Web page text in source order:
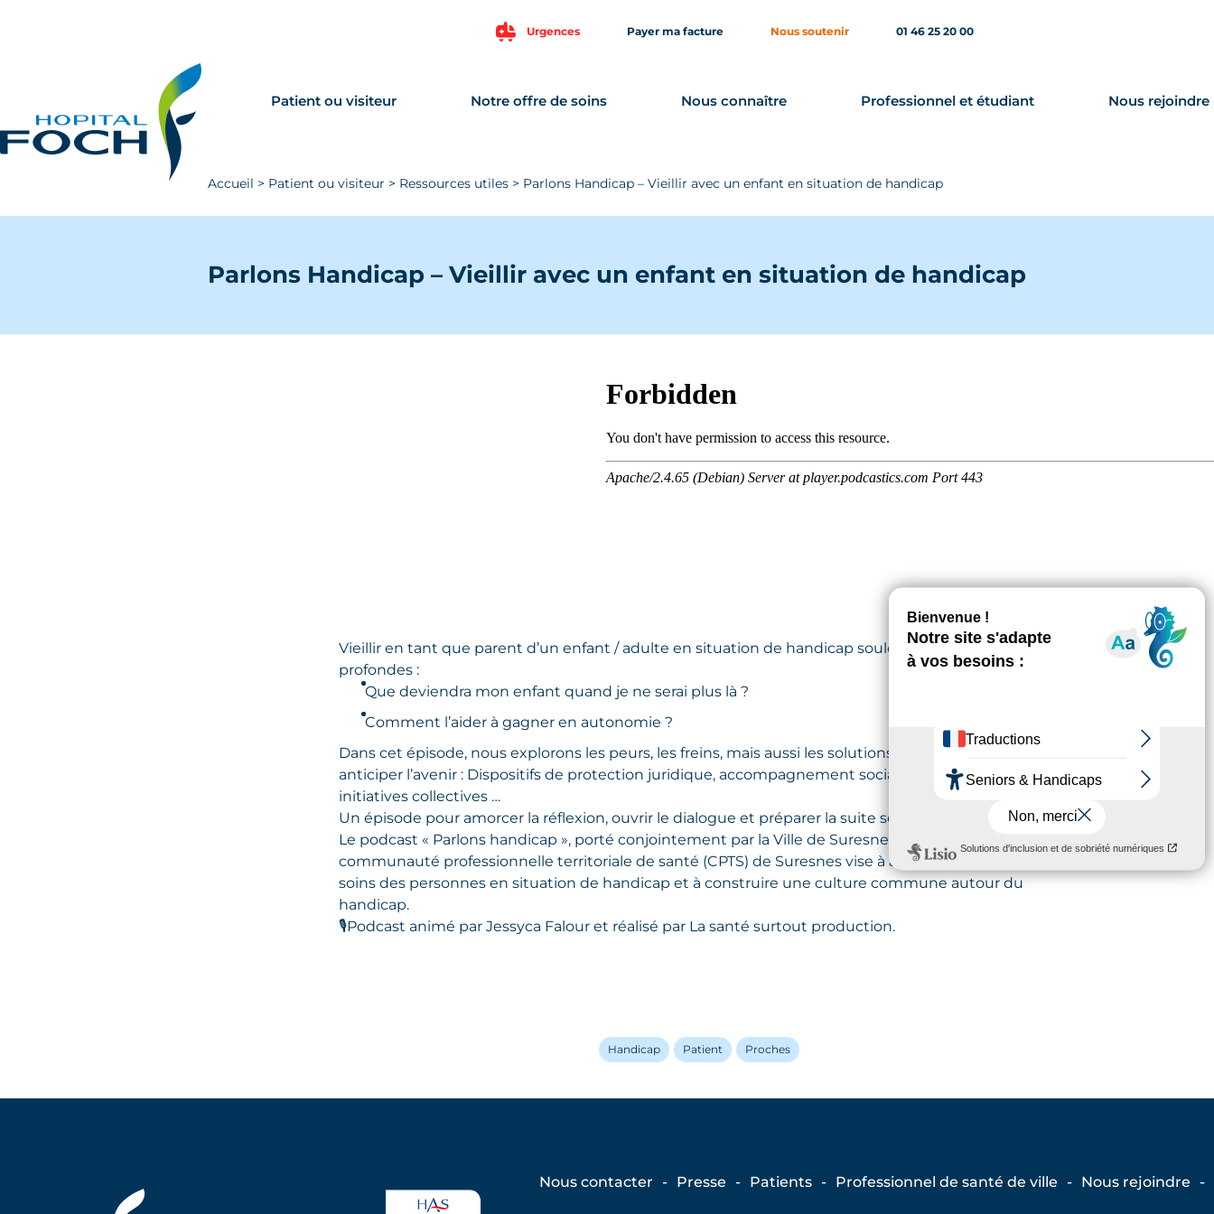
Urgences Payer ma facture Nous soutenir 01 46 25 20 00
Patient ou visiteur Notre offre de soins Nous connaître Professionnel et étudiant Nous rejoindre
Accueil > Patient ou visiteur > Ressources utiles > Parlons Handicap – Vieillir avec un enfant en situation de handicap
Parlons Handicap – Vieillir avec un enfant en situation de handicap
Vieillir en tant que parent d’un enfant / adulte en situation de handicap soulève des questions
profondes :
Que deviendra mon enfant quand je ne serai plus là ?
Comment l’aider à gagner en autonomie ?
Dans cet épisode, nous explorons les peurs, les freins, mais aussi les solutions concrètes pour
anticiper l’avenir : Dispositifs de protection juridique, accompagnement social et médico-social,
initiatives collectives …
Un épisode pour amorcer la réflexion, ouvrir le dialogue et préparer la suite sereinement.
Le podcast « Parlons handicap », porté conjointement par la Ville de Suresnes, l’Hôpital Foch et la
communauté professionnelle territoriale de santé (CPTS) de Suresnes vise à améliorer l’accès aux
soins des personnes en situation de handicap et à construire une culture commune autour du
handicap.
🎙️Podcast animé par Jessyca Falour et réalisé par La santé surtout production.
Handicap Patient Proches
Nous contacter Presse Patients Professionnel de santé de ville Nous rejoindre